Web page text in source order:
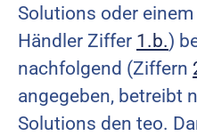
Solutions oder
Händler Ziffer 1.b.)
nachfolgend (Ziffern
angegeben, betreibt
Solutions den teo.